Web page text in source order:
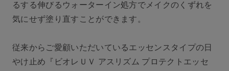
るする伸びるウォーターイン処方でメイクのくずれを
気にせず塗り直すことができます。
従来からご愛顧いただいているエッセンスタイプの日
やけ止め『ビオレＵＶ アスリズム プロテクトエッセ